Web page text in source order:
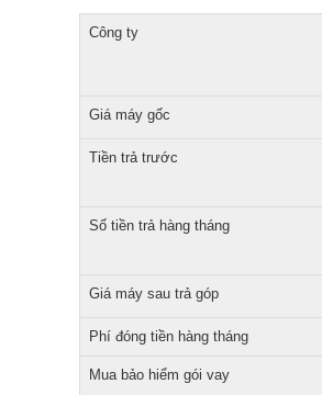
Công ty
Giá máy gốc
Tiền trả trước
Số tiền trả hàng tháng
Giá máy sau trả góp
Phí đóng tiền hàng tháng
Mua bảo hiểm gói vay